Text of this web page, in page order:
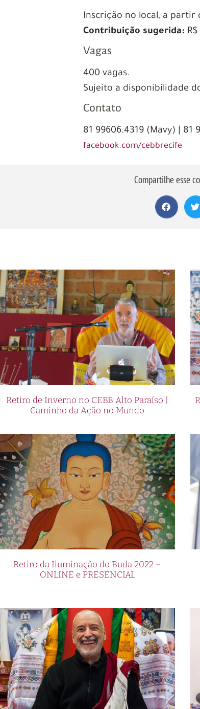
Inscrição no local, a partir
Contribuição sugerida:
Vagas
400 vagas.
Sujeito a disponibilidade
Contato
81 99606.4319 (Mavy) | 81
facebook.com/cebbrecife
Compartilhe esse
Retiro de Inverno no CEBB Alto Paraíso |
Caminho da Ação no Mundo
Retiro da Iluminação do Buda 2022 –
ONLINE e PRESENCIAL